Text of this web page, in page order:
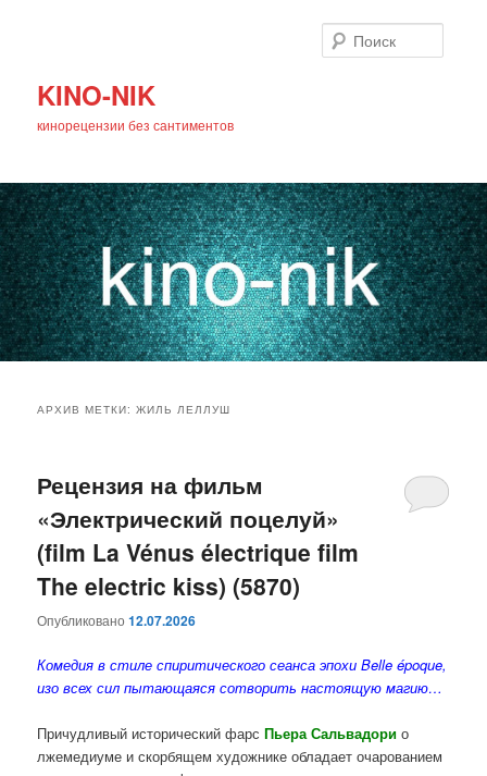
KINO-NIK
кинорецензии без сантиментов
основному
содержимому
дополнительному
содержимому
АРХИВ МЕТКИ:ЖИЛЬ ЛЕЛЛУШ
Рецензия на фильм
«Электрический поцелуй»
(film La Vénus électrique film
The electric kiss) (5870)
Опубликовано12.07.2026
Комедия в стиле спиритического сеанса эпохи Belle époque,
изо всех сил пытающаяся сотворить настоящую магию…
Причудливый исторический фарсПьера Сальвадори о
лжемедиуме и скорбящем художнике обладает очарованием